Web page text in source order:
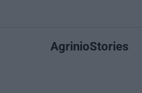
AgrinioStories